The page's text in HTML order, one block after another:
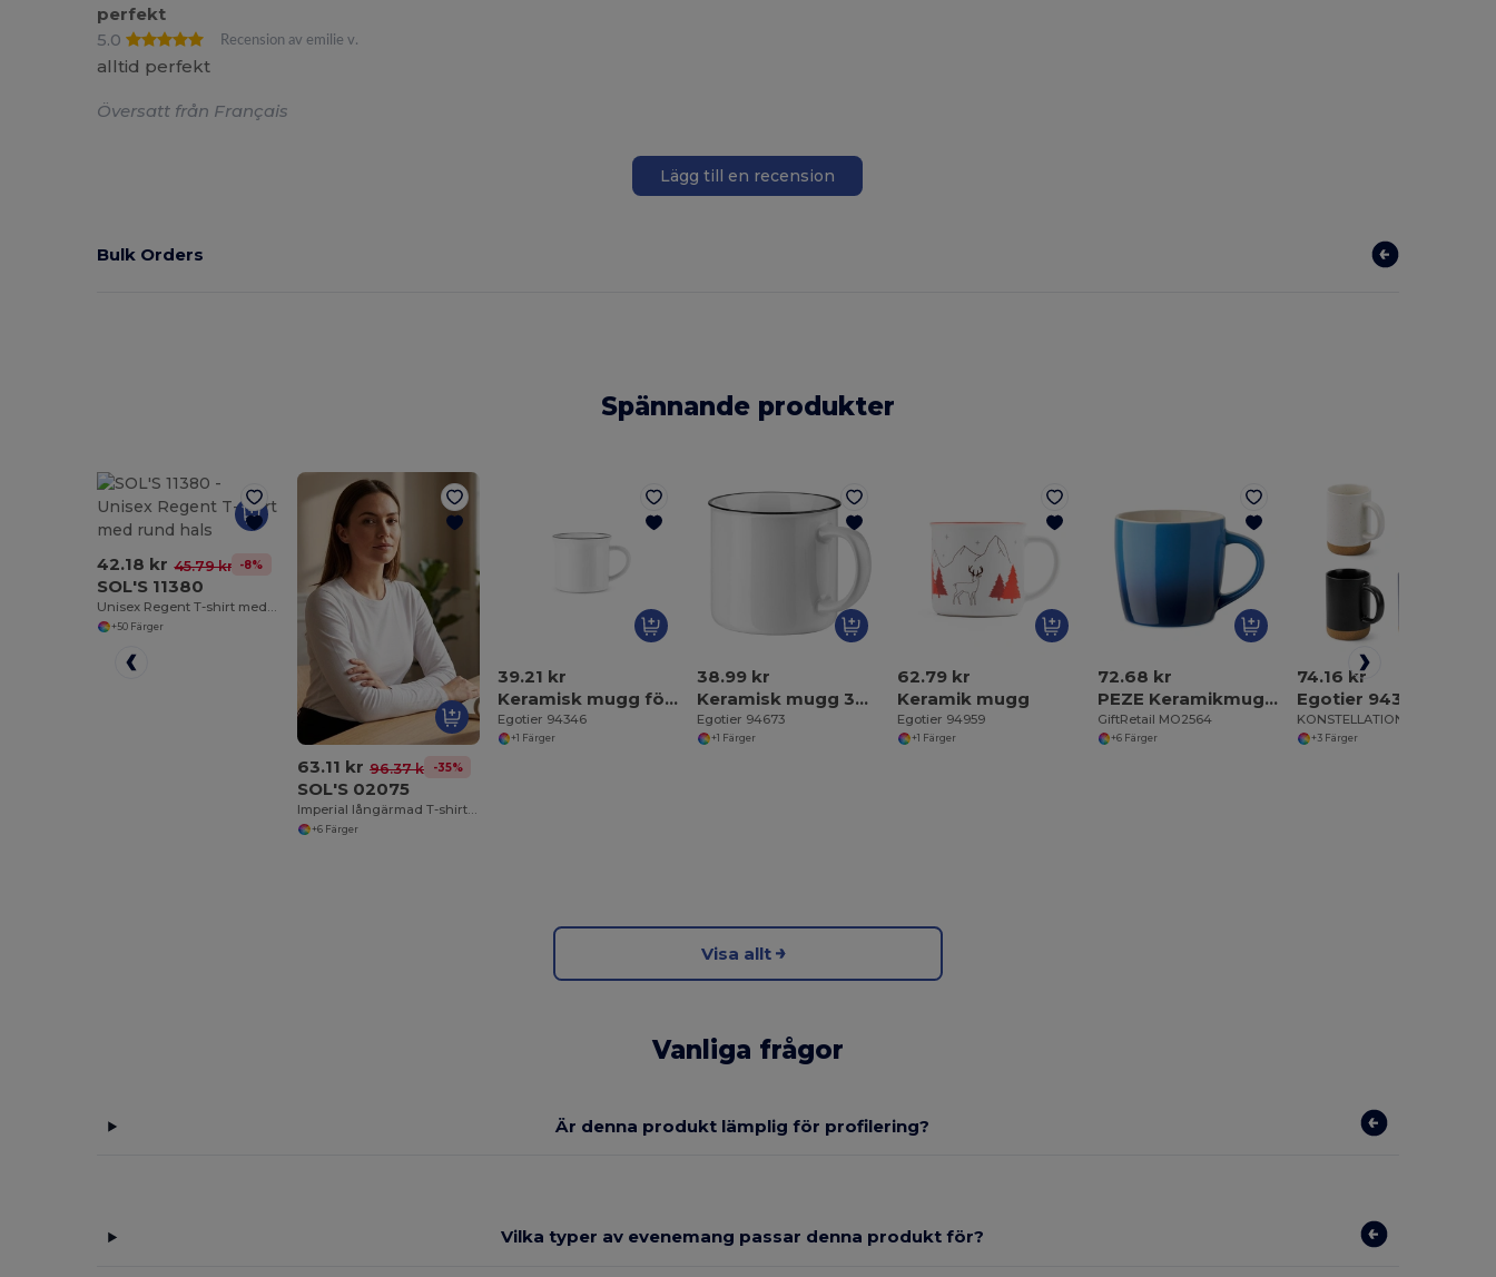
perfekt
5.0
Recension av emilie v.
alltid perfekt
Översatt från Français
Lägg till en recension
Bulk Orders
Spännande produkter
42.18 kr 45.79 kr -8%
SOL'S 11380
Unisex Regent T-shirt med rund hals
+50 Färger
63.11 kr 96.37 kr -35%
SOL'S 02075
Imperial långärmad T-shirt för kvinnor
+6 Färger
39.21 kr
Keramisk mugg för sublimering 280 ml
Egotier 94346
+1 Färger
38.99 kr
Keramisk mugg 340 mL
Egotier 94673
+1 Färger
62.79 kr
Keramik mugg
Egotier 94959
+1 Färger
72.68 kr
PEZE Keramikmugg 300 ml
GiftRetail MO2564
+6 Färger
74.16 kr
Egotier 94371
KONSTELLATION Egotier
+3 Färger
Visa allt
Vanliga frågor
Är denna produkt lämplig för profilering?
Vilka typer av evenemang passar denna produkt för?